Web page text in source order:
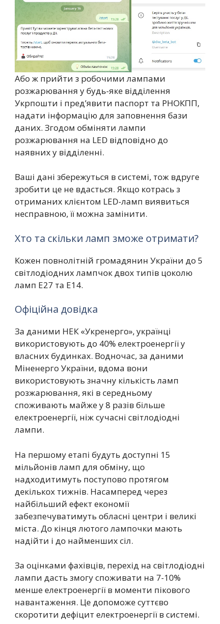
Або ж прийти з робочими лампами
розжарювання у будь-яке відділення
Укрпошти і пред’явити паспорт та РНОКПП,
надати інформацію для заповнення бази
даних. Згодом обміняти лампи
розжарювання на LED відповідно до
наявних у відділенні.
Ваші дані збережуться в системі, тож вдруге
зробити це не вдасться. Якщо котрась з
отриманих клієнтом LED-ламп виявиться
несправною, її можна замінити.
Хто та скільки ламп зможе отримати?
Кожен повнолітній громадянин України до 5
світлодіодних лампчок двох типів цоколю
ламп Е27 та Е14.
Офіційна довідка
За даними НЕК «Укренерго», українці
використовують до 40% електроенергії у
власних будинках. Водночас, за даними
Міненерго України, вдома вони
використовують значну кількість ламп
розжарювання, які в середньому
споживають майже у 8 разів більше
електроенергії, ніж сучасні світлодіодні
лампи.
На першому етапі будуть доступні 15
мільйонів ламп для обміну, що
надходитимуть поступово протягом
декількох тижнів. Насамперед через
найбільший ефект економії
забезпечуватимуть обласні центри і великі
міста. До кінця лютого лампочки мають
надійти і до найменших сіл.
За оцінками фахівців, перехід на світлодіодні
лампи дасть змогу споживати на 7-10%
менше електроенергії в моменти пікового
навантаження. Це допоможе суттєво
скоротити дефіцит електроенергії в системі.